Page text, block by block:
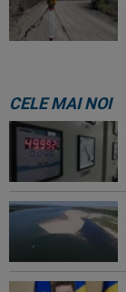
CELE MAI NOI